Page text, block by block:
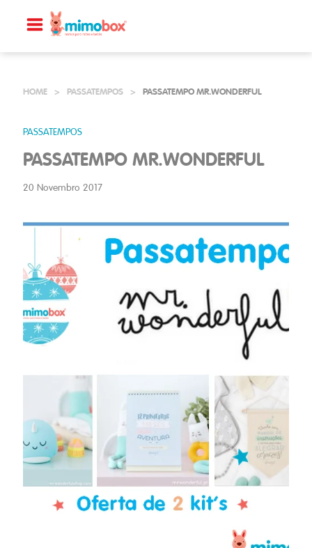
HOME > PASSATEMPOS > PASSATEMPO MR.WONDERFUL
PASSATEMPOS
PASSATEMPO MR.WONDERFUL
20 Novembro 2017